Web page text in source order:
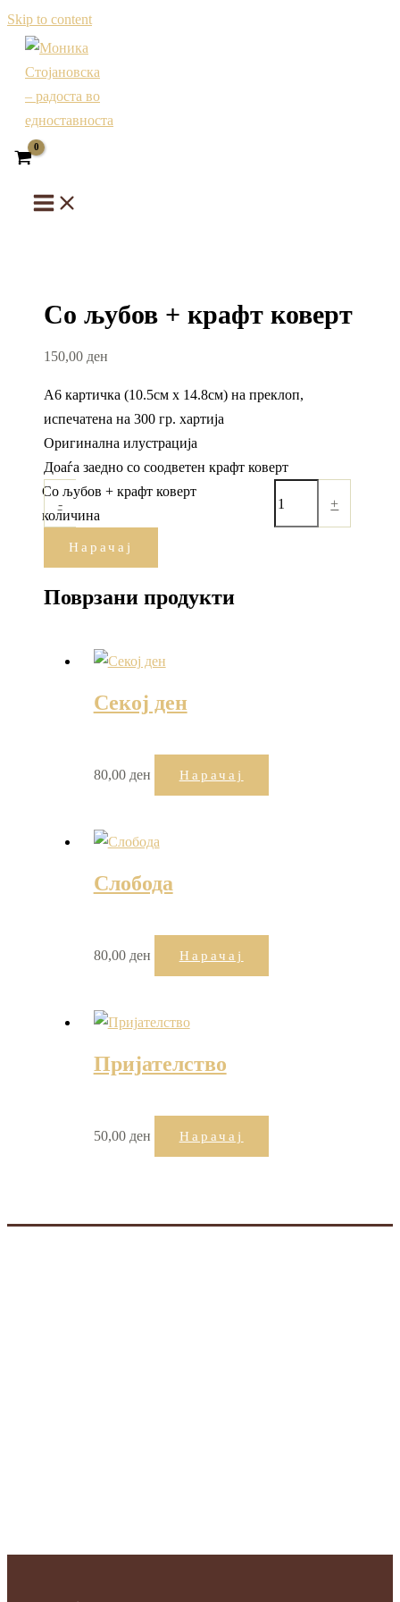
Skip to content
Со љубов + крафт коверт
150,00 ден
А6 картичка (10.5см х 14.8см) на преклоп,
испечатена на 300 гр. хартија
Оригинална илустрација
Доаѓа заедно со соодветен крафт коверт
-
Со љубов + крафт коверт
количина
+
Нарачај
Поврзани продукти
Секој ден
80,00 ден Нарачај
Слобода
80,00 ден Нарачај
Пријателство
50,00 ден Нарачај